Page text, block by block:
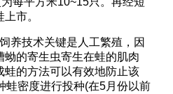
市。
技术关键是人工繁殖，因
蚴的寄生虫寄生在蛙的肌肉
蛙的方法可以有效地防止该
蛙密度进行投种(在5月份以前